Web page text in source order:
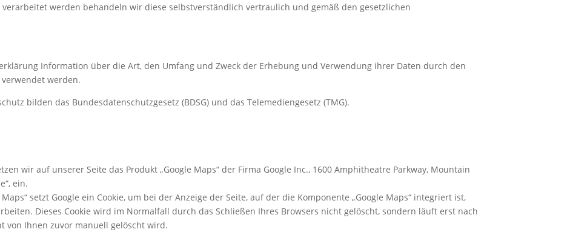
werden behandeln wir diese selbstverständlich vertraulich und gemäß den gesetzlichen
Information über die Art, den Umfang und Zweck der Erhebung und Verwendung ihrer Daten durch den
werden.
bilden das Bundesdatenschutzgesetz (BDSG) und das Telemediengesetz (TMG).
wir auf unserer Seite das Produkt „Google Maps“ der Firma Google Inc., 1600 Amphitheatre Parkway, Mountain
ein.
setzt Google ein Cookie, um bei der Anzeige der Seite, auf der die Komponente „Google Maps“ integriert ist,
Dieses Cookie wird im Normalfall durch das Schließen Ihres Browsers nicht gelöscht, sondern läuft erst nach
von Ihnen zuvor manuell gelöscht wird.